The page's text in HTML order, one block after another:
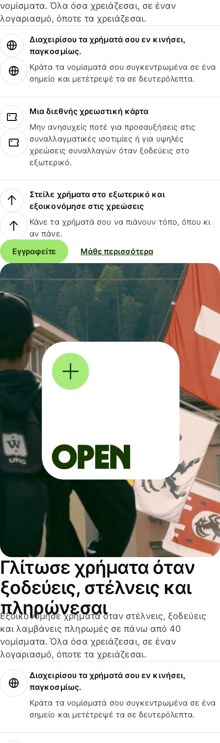
νομίσματα. Όλα όσα χρειάζεσαι, σε έναν
λογαριασμό, όποτε τα χρειάζεσαι.
Διαχειρίσου τα χρήματά σου εν κινήσει,
παγκοσμίως.
Κράτα τα νομίσματά σου συγκεντρωμένα σε ένα
σημείο και μετέτρεψέ τα σε δευτερόλεπτα.
Μια διεθνής χρεωστική κάρτα
Μην ανησυχείς ποτέ για προσαυξήσεις στις
συναλλαγματικές ισοτιμίες ή για υψηλές
χρεώσεις συναλλαγών όταν ξοδεύεις στο
εξωτερικό.
Στείλε χρήματα στο εξωτερικό και
εξοικονόμησε στις χρεώσεις
Κάνε τα χρήματά σου να πιάνουν τόπο, όπου κι
αν πάνε.
Εγγραφείτε
Μάθε περισσότερα
Γλίτωσε χρήματα όταν
ξοδεύεις, στέλνεις και
πληρώνεσαι
Εξοικονόμησε χρήματα όταν στέλνεις, ξοδεύεις
και λαμβάνεις πληρωμές σε πάνω από 40
νομίσματα. Όλα όσα χρειάζεσαι, σε έναν
λογαριασμό, όποτε τα χρειάζεσαι.
Διαχειρίσου τα χρήματά σου εν κινήσει,
παγκοσμίως.
Κράτα τα νομίσματά σου συγκεντρωμένα σε ένα
σημείο και μετέτρεψέ τα σε δευτερόλεπτα.